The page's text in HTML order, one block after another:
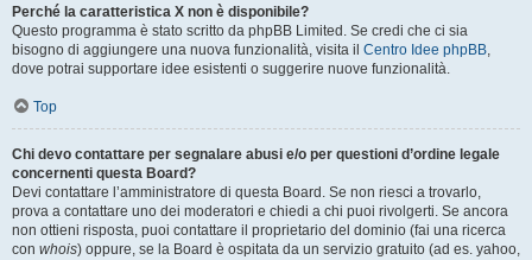
Perché la caratteristica X non è disponibile?
Questo programma è stato scritto da phpBB Limited. Se credi che ci sia
bisogno di aggiungere una nuova funzionalità, visita il Centro Idee phpBB,
dove potrai supportare idee esistenti o suggerire nuove funzionalità.
Top
Chi devo contattare per segnalare abusi e/o per questioni d’ordine legale
concernenti questa Board?
Devi contattare l’amministratore di questa Board. Se non riesci a trovarlo,
prova a contattare uno dei moderatori e chiedi a chi puoi rivolgerti. Se ancora
non ottieni risposta, puoi contattare il proprietario del dominio (fai una ricerca
con whois) oppure, se la Board è ospitata da un servizio gratuito (ad es. yahoo,